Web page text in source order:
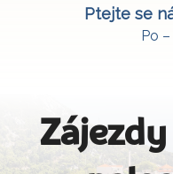
Ptejte se
Po